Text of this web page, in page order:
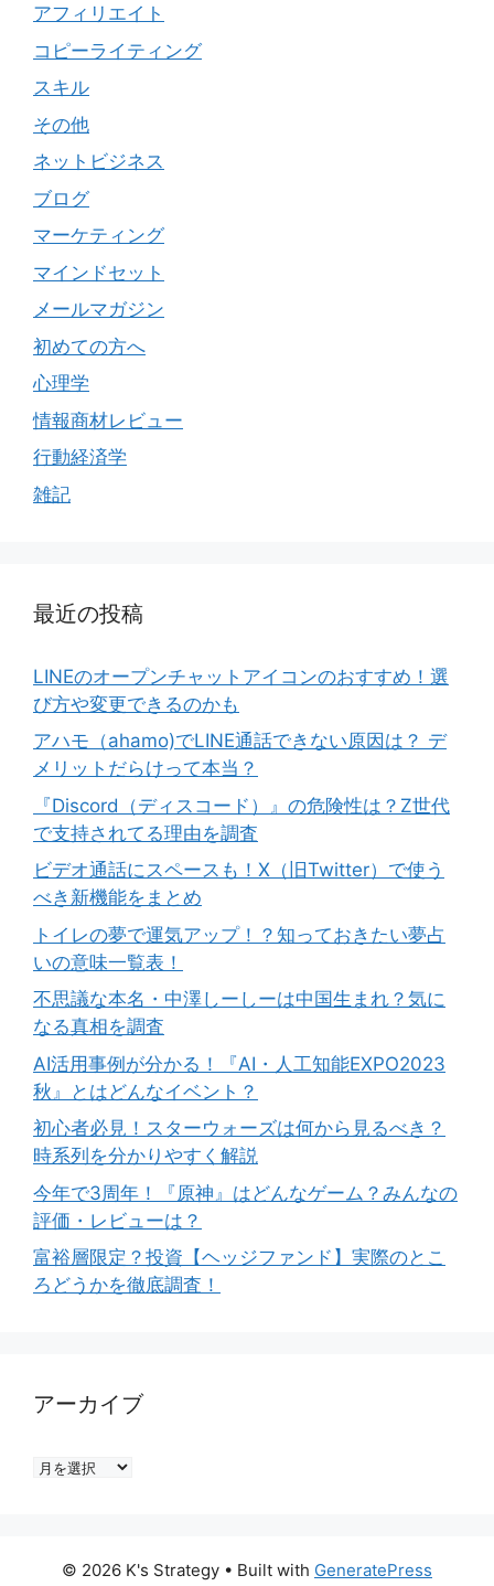
アフィリエイト
コピーライティング
スキル
その他
ネットビジネス
ブログ
マーケティング
マインドセット
メールマガジン
初めての方へ
心理学
情報商材レビュー
行動経済学
雑記
最近の投稿
LINEのオープンチャットアイコンのおすすめ！選
び方や変更できるのかも
アハモ（ahamo)でLINE通話できない原因は？ デ
メリットだらけって本当？
『Discord（ディスコード）』の危険性は？Z世代
で支持されてる理由を調査
ビデオ通話にスペースも！X（旧Twitter）で使う
べき新機能をまとめ
トイレの夢で運気アップ！？知っておきたい夢占
いの意味一覧表！
不思議な本名・中澤しーしーは中国生まれ？気に
なる真相を調査
AI活用事例が分かる！『AI・人工知能EXPO2023
秋』とはどんなイベント？
初心者必見！スターウォーズは何から見るべき？
時系列を分かりやすく解説
今年で3周年！『原神』はどんなゲーム？みんなの
評価・レビューは？
富裕層限定？投資【ヘッジファンド】実際のとこ
ろどうかを徹底調査！
アーカイブ
ア
© 2026 K's Strategy • Built with GeneratePress